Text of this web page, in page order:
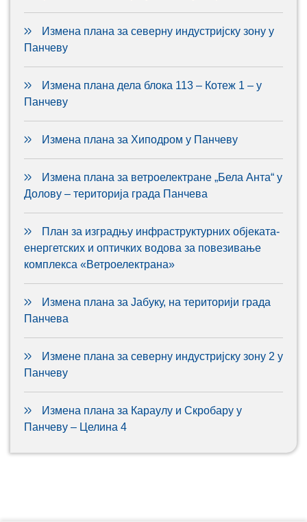
Измена плана за северну индустријску зону у
Панчеву
Измена плана дела блока 113 – Котеж 1 – у
Панчеву
Измена плана за Хиподром у Панчеву
Измена плана за ветроелектране „Бела Анта“ у
Долову – територија града Панчева
План за изградњу инфраструктурних објеката-
енергетских и оптичких водова за повезивање
комплекса «Ветроелектрана»
Измена плана за Јабуку, на територији града
Панчева
Измене плана за северну индустријску зону 2 у
Панчеву
Измена плана за Караулу и Скробару у
Панчеву – Целина 4